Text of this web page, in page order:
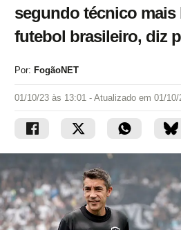
segundo técnico mais
futebol brasileiro, diz
Por: FogãoNET
01/10/23 às 13:01 - Atualizado em 01/